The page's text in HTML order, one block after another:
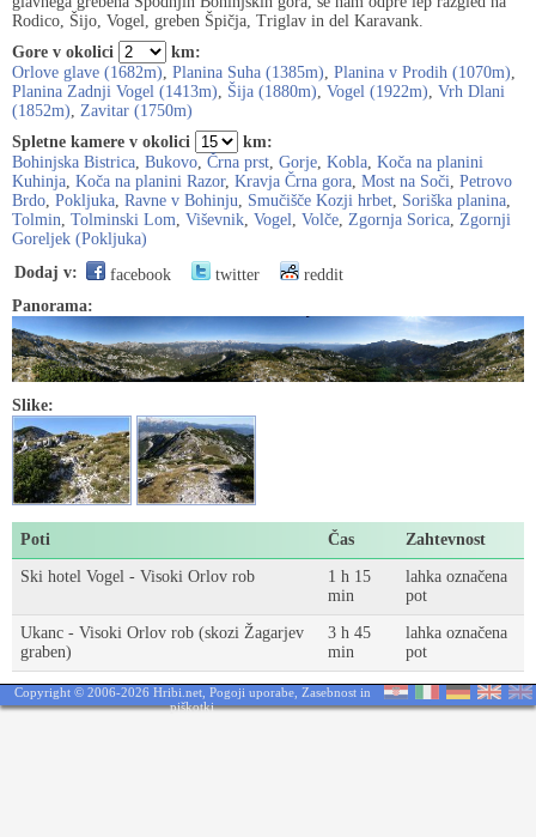
Rodico, Šijo, Vogel, greben Špičja, Triglav in del Karavank.
Gore v okolici
km:
Orlove glave (1682m), Planina Suha (1385m), Planina v Prodih (1070m),
Planina Zadnji Vogel (1413m), Šija (1880m), Vogel (1922m), Vrh Dlani
(1852m), Zavitar (1750m)
Spletne kamere v okolici
km:
Bohinjska Bistrica, Bukovo, Črna prst, Gorje, Kobla, Koča na planini
Kuhinja, Koča na planini Razor, Kravja Črna gora, Most na Soči, Petrovo
Brdo, Pokljuka, Ravne v Bohinju, Smučišče Kozji hrbet, Soriška planina,
Tolmin, Tolminski Lom, Viševnik, Vogel, Volče, Zgornja Sorica, Zgornji
Goreljek (Pokljuka)
Dodaj v:
facebook twitter
reddit
Panorama:
Slike:
Poti Čas Zahtevnost
Ski hotel Vogel - Visoki Orlov rob
1 h 15
min
lahka označena
pot
Ukanc - Visoki Orlov rob (skozi Žagarjev
graben)
3 h 45
min
lahka označena
pot
Copyright © 2006-2026 Hribi.net, Pogoji uporabe, Zasebnost in
piškotki